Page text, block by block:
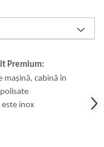
Premium:
mașină, cabină în
inox